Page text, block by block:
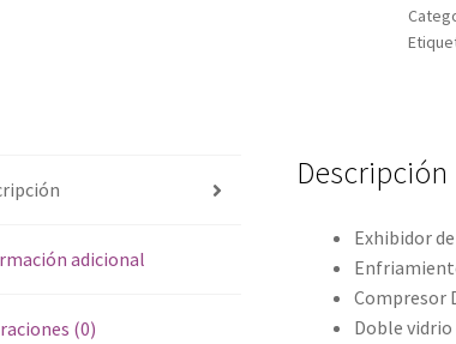
adicional
(0)
Descripción
Exhibidor
Compresor
Doble vidrio